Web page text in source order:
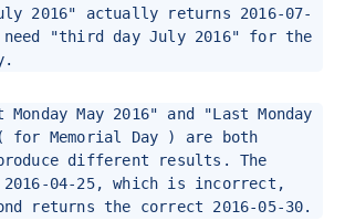
2016" actually returns 2016-07-
"third day July 2016" for the
Monday May 2016" and "Last Monday
for Memorial Day ) are both
different results. The
04-25, which is incorrect,
returns the correct 2016-05-30.